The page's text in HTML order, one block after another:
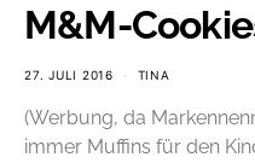
M&M-
27. JULI 2016 TINA
(Werbung, da
immer Muffins für den